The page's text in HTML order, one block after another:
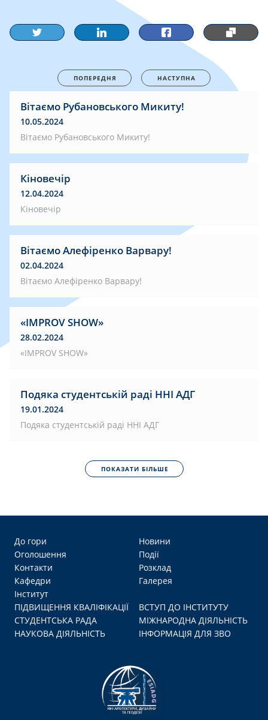
ПОПЕРЕДНЯ НАСТУПНА
Вітаємо Рубановського Микиту!
10.05.2024
Вітаємо Рубановського Микиту!
Кіновечір
12.04.2024
Кіновечір
Вітаємо Алефіренко Варвару!
02.04.2024
Вітаємо Алефіренко Варвару!
«IMPROV SHOW»
28.02.2024
«IMPROV SHOW»
Подяка студентській раді ННІ АДГ
19.01.2024
Подяка студентській раді ННІ АДГ
ПОКАЗАТИ БІЛЬШЕ
До гори
Новини
Оголошення
Події
Контакти
Розклад
Кафедри
Галерея
Інститут
ПІДВИЩЕННЯ КВАЛІФІКАЦІЇ
ВСТУП ДО ІНСТИТУТУ
СТУДЕНТСЬКА РАДА
МІЖНАРОДНА ДІЯЛЬНІСТЬ
НАУКОВА ДІЯЛЬНІСТЬ
ІНФОРМАЦІЯ ДЛЯ ЗВО